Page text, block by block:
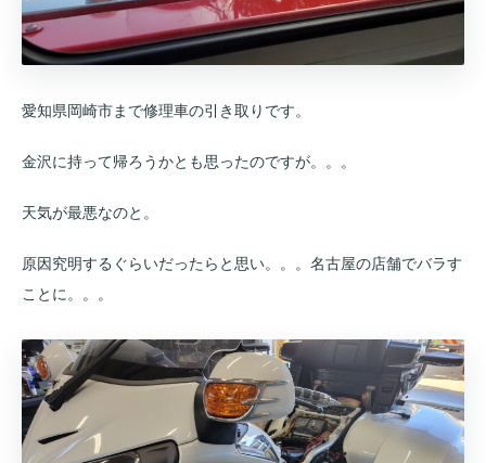
愛知県岡崎市まで修理車の引き取りです。
金沢に持って帰ろうかとも思ったのですが。。。
天気が最悪なのと。
原因究明するぐらいだったらと思い。。。名古屋の店舗でバラす
ことに。。。